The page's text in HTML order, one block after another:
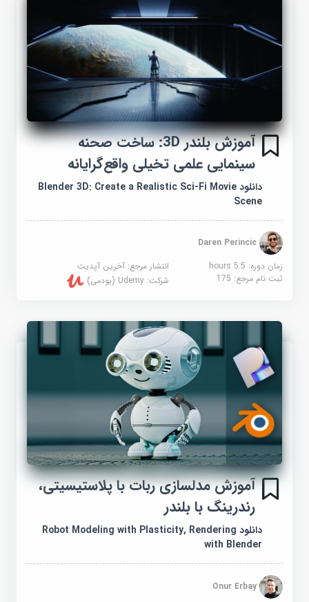
آموزش بلندر 3D: ساخت صحنه
سینمایی علمی تخیلی واقع‌گرایانه
دانلود Blender 3D: Create a Realistic Sci-Fi Movie
Scene
Daren Perincic
زمان دوره: 5.5 hours
انتشار مرجع:آخرین آپدیت
ثبت نام مرجع:175 شرکت:Udemy (یودمی)
آموزش مدلسازی ربات با پلاستیسیتی،
رندرینگ با بلندر
دانلود Robot Modeling with Plasticity, Rendering
with Blender
Onur Erbay